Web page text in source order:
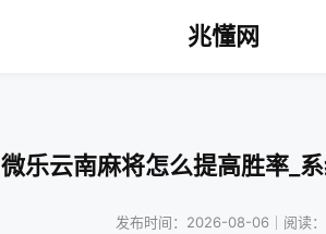
兆懂网
乐云南麻将怎么提高胜率_
发布时间：2026-08-06｜阅读：